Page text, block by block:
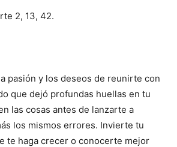
2, 13, 42.
pasión y los deseos de reunirte con
que dejó profundas huellas en tu
las cosas antes de lanzarte a
los mismos errores. Invierte tu
te haga crecer o conocerte mejor